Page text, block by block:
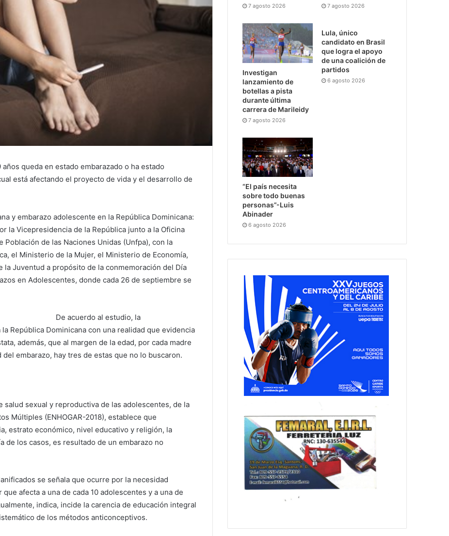
queda en estado embarazado o ha estado
está afectando el proyecto de vida y el desarrollo de
y embarazo adolescente en la República Dominicana:
la Vicepresidencia de la República junto a la Oficina
Población de las Naciones Unidas (Unfpa), con la
el Ministerio de la Mujer, el Ministerio de Economía,
Juventud a propósito de la conmemoración del Día
en Adolescentes, donde cada 26 de septiembre se
De acuerdo al estudio, la
República Dominicana con una realidad que evidencia
además, que al margen de la edad, por cada madre
embarazo, hay tres de estas que no lo buscaron.
salud sexual y reproductiva de las adolescentes, de la
Múltiples (ENHOGAR-2018), establece que
estrato económico, nivel educativo y religión, la
de los casos, es resultado de un embarazo no
se señala que ocurre por la necesidad
afecta a una de cada 10 adolescentes y a una de
indica, incide la carencia de educación integral
de los métodos anticonceptivos.
7 agosto 2026 7 agosto 2026
Investigan
lanzamiento de
botellas a pista
durante última
carrera de Marileidy
7 agosto 2026
Lula, único
candidato en Brasil
que logra el apoyo
de una coalición de
partidos
6 agosto 2026
“El país necesita
sobre todo buenas
personas”-Luis
Abinader
6 agosto 2026